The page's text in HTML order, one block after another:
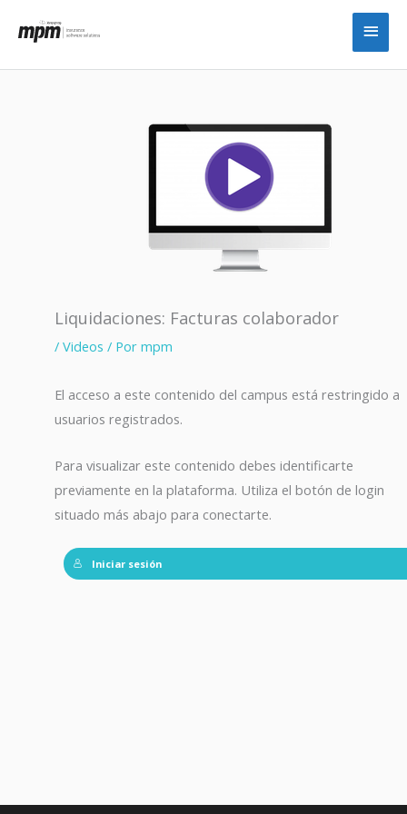
Liquidaciones: Facturas colaborador
/ Videos / Por mpm
El acceso a este contenido del campus está restringido a
usuarios registrados.
Para visualizar este contenido debes identificarte
previamente en la plataforma. Utiliza el botón de login
situado más abajo para conectarte.
Iniciar sesión